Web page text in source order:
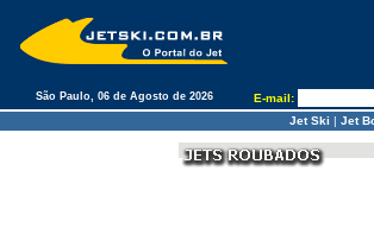
São Paulo, 06 de Agosto de 2026 E-mail:
Jet Ski | Jet